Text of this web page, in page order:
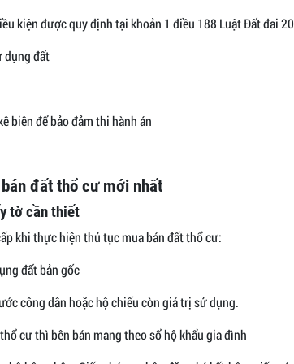
kiện được quy định tại khoản 1 điều 188 Luật Đất đai
dụng đất
biên để bảo đảm thi hành án
đất thổ cư mới nhất
tờ cần thiết
khi thực hiện thủ tục mua bán đất thổ cư:
đất bản gốc
công dân hoặc hộ chiếu còn giá trị sử dụng.
cư thì bên bán mang theo sổ hộ khẩu gia đình